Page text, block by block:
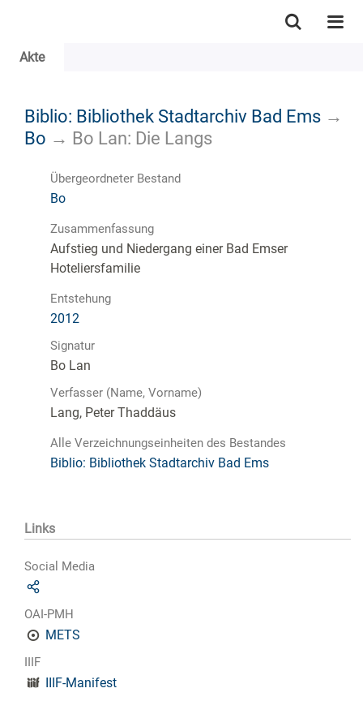
Akte
Biblio: Bibliothek Stadtarchiv Bad Ems →
Bo → Bo Lan: Die Langs
Übergeordneter Bestand
Bo
Zusammenfassung
Aufstieg und Niedergang einer Bad Emser
Hoteliersfamilie
Entstehung
2012
Signatur
Bo Lan
Verfasser (Name, Vorname)
Lang, Peter Thaddäus
Alle Verzeichnungseinheiten des Bestandes
Biblio: Bibliothek Stadtarchiv Bad Ems
Links
Social Media
OAI-PMH
METS
IIIF
IIIF-Manifest